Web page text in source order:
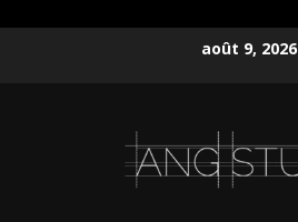
août 9, 2026